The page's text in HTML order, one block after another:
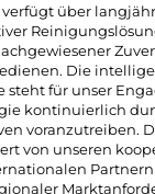
über
Die
steht für unser
kontinuierlich
voranzutreiben.
von unseren